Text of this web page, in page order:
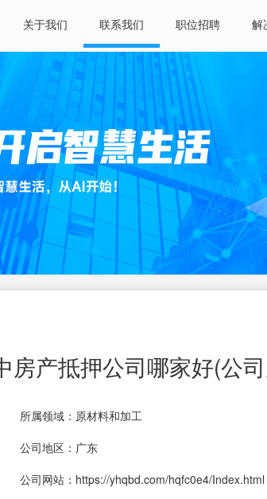
关于我们 联系我们 职位招聘 解
房产抵押公司哪家好(公
所属领域：原材料和加工
公司地区：广东
公司网站：https://yhqbd.com/hqfc0e4/Index.html